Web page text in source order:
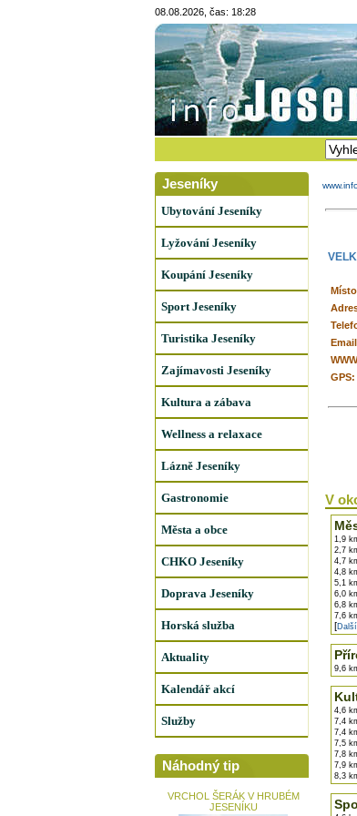
08.08.2026, čas: 18:28
Jeseníky
Ubytování Jeseníky
Lyžování Jeseníky
Koupání Jeseníky
Sport Jeseníky
Turistika Jeseníky
Zajímavosti Jeseníky
Kultura a zábava
Wellness a relaxace
Lázně Jeseníky
Gastronomie
Města a obce
CHKO Jeseníky
Doprava Jeseníky
Horská služba
Aktuality
Kalendář akcí
Služby
Náhodný tip
VRCHOL ŠERÁK V HRUBÉM
JESENÍKU
GPS:
V
1,9
2,7
4,7
4,8
5,1
6,0
6,8
7,6
[
9,6
4,6
7,4
7,4
7,5
7,8
7,9
8,3